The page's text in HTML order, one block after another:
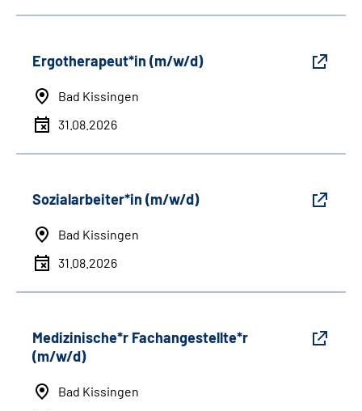
Ergotherapeut*in (m/w/d)
Bad Kissingen
31.08.2026
Sozialarbeiter*in (m/w/d)
Bad Kissingen
31.08.2026
Medizinische*r Fachangestellte*r
(m/w/d)
Bad Kissingen